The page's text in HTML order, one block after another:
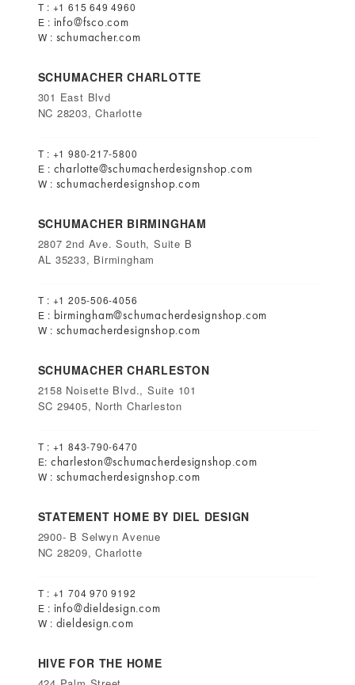
T : +1 615 649 4960
E : info@fsco.com
W : schumacher.com
SCHUMACHER CHARLOTTE
301 East Blvd
NC 28203, Charlotte
T : +1 980-217-5800
E : charlotte@schumacherdesignshop.com
W : schumacherdesignshop.com
SCHUMACHER BIRMINGHAM
2807 2nd Ave. South, Suite B
AL 35233, Birmingham
T : +1 205-506-4056
E : birmingham@schumacherdesignshop.com
W : schumacherdesignshop.com
SCHUMACHER CHARLESTON
2158 Noisette Blvd., Suite 101
SC 29405, North Charleston
T : +1 843-790-6470
E: charleston@schumacherdesignshop.com
W : schumacherdesignshop.com
STATEMENT HOME BY DIEL DESIGN
2900- B Selwyn Avenue
NC 28209, Charlotte
T : +1 704 970 9192
E : info@dieldesign.com
W : dieldesign.com
HIVE FOR THE HOME